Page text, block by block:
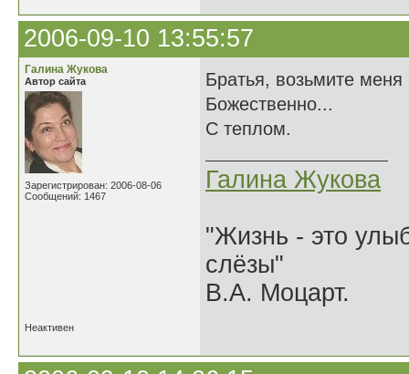
2006-09-10 13:55:57
Галина Жукова
Автор сайта
Зарегистрирован: 2006-08-06
Сообщений: 1467
Братья, возьмите
Божественно...
С теплом.
Галина Жукова
"Жизнь - это
слёзы"
В.А. Моцарт.
Неактивен